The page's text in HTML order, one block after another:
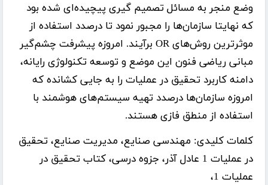
وضع منجر به مسائل تصمیم گیری پیچیده‌ای شده بود
که نهایتا سازمان‌ها را مجبور نمود تا درصدد استفاده از
موثرترین روش‌های OR برآیند. امروزه پیشرفت چشم‌گیر
مبانی ریاضی فنون این موضع و توسعه تکنولوژی رایانه،
دامنه کاربرد تحقیق در عملیات را به جایی کشانده که
امروزه سازمان‌ها درصدد تهیه سیستم‌های هوشمند با
استفاده از منطق فازی هستند.
کلمات کلیدی: مهندسی صنایع، مدیریت صنایع، تحقیق
در عملیات 1 عادل آذر، جزوه درسی، کتاب تحقیق در
عملیات 1،